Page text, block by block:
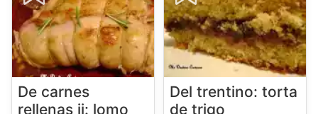
De carnes
rellenas ii: lomo
Del trentino: torta
de trigo